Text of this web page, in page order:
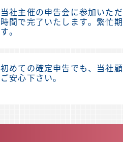
当社主催の申告会に参加いた
時間で完了いたします。繁忙
す。
初めての確定申告でも、当社
ご安心下さい。